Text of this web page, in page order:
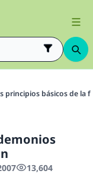
principios básicos de la
13,604